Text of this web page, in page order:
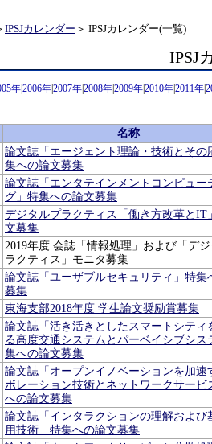
IPSJカレンダー ＞ IPSJカレンダー(一覧)
IPSJ
年2006年2007年2008年2009年2010年2011年
名称
論文誌「エージェント理論・技術とその
集への論文募集
論文誌「エンタテインメントコンピュー
グ」特集への論文募集
デジタルプラクティス「働き方改革とIT
文募集
2019年度 会誌「情報処理」および「デ
ラクティス」モニタ募集
論文誌「ユーザブルセキュリティ」特集
募集
東海支部2018年度 学生論文奨励賞募集
論文誌「活き活きとしたスマートシティ
る高度交通システムとパーベイシブシス
集への論文募集
論文誌「オープンイノベーションを加速
ボレーション技術とネットワークサービ
への論文募集
論文誌「インタラクションの理解および
用技術」特集への論文募集